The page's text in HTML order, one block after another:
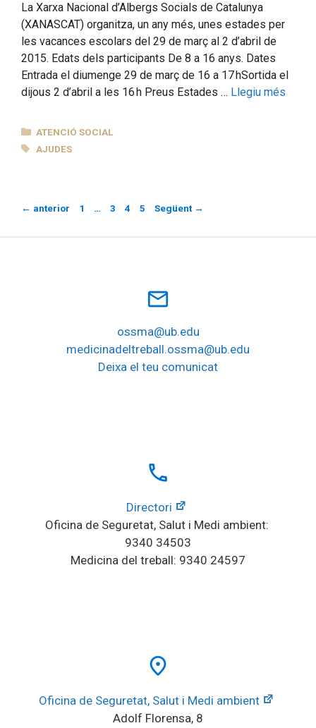
La Xarxa Nacional d’Albergs Socials de Catalunya
(XANASCAT) organitza, un any més, unes estades per
les vacances escolars del 29 de març al 2 d’abril de
2015. Edats dels participants De 8 a 16 anys. Dates
Entrada el diumenge 29 de març de 16 a 17 hSortida el
dijous 2 d’abril a les 16 h Preus Estades … Llegiu més
CATEGORIES
ATENCIÓ SOCIAL
ETIQUETES
AJUDES
← anterior Pàgina
1 … Pàgina
3 Pàgina
4 Pàgina
5 Següent →
mail_outline
ossma@ub.edu
medicinadeltreball.ossma@ub.edu
Deixa el teu comunicat
local_phone
Directori
Oficina de Seguretat, Salut i Medi ambient:
9340 34503
Medicina del treball: 9340 24597
place
Oficina de Seguretat, Salut i Medi ambient
Adolf Florensa, 8